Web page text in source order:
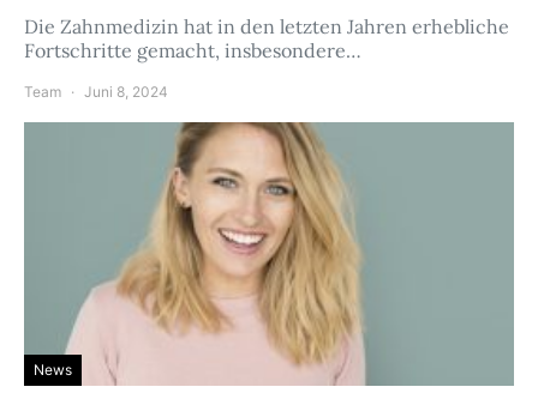
Die Zahnmedizin hat in den letzten Jahren erhebliche
Fortschritte gemacht, insbesondere…
Team Juni 8, 2024
News